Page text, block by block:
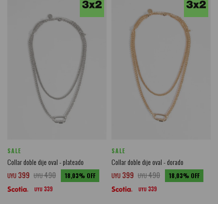
SALE
Collar doble dije oval - plateado
UYU 399 UYU490 18,03
UYU 339
SALE
Collar doble dije oval - dorado
UYU 399 UYU490 18,03
UYU 339